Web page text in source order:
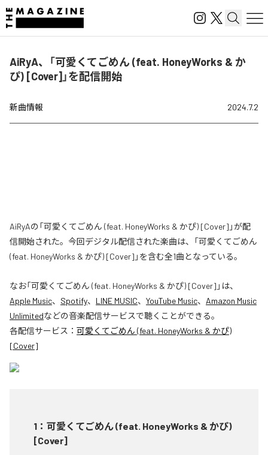
AiRyA、「可愛くてごめん (feat. HoneyWorks & か
ぴ) [Cover]」を配信開始
新曲情報 2024.7.2
AiRyAの「可愛くてごめん (feat. HoneyWorks & かぴ) [Cover]」が配
信開始された。今回デジタル配信された楽曲は、「可愛くてごめん
(feat. HoneyWorks & かぴ) [Cover]」を含む全1曲となっている。
なお「可愛くてごめん (feat. HoneyWorks & かぴ) [Cover] 」は、
Apple Music、 Spotify、 LINE MUSIC、 YouTube Music、 Amazon Music
Unlimitedなどの音楽配信サービスで聴くことができる。
各配信サービス： 可愛くてごめん (feat. HoneyWorks & かぴ)
[Cover]
1 ： 可愛くてごめん (feat. HoneyWorks & かぴ)
[Cover]